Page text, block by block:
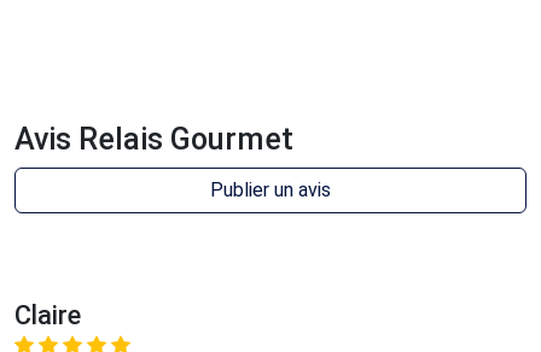
Avis Relais Gourmet
Publier un avis
Claire